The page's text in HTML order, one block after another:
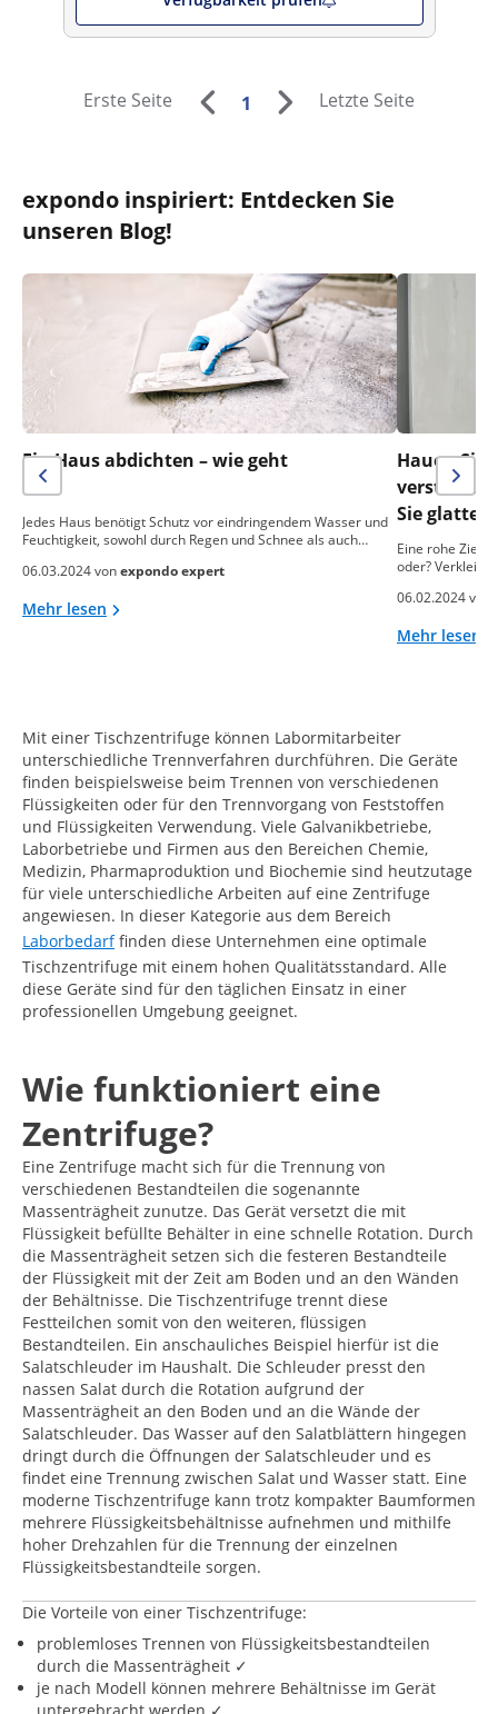
Erste Seite 1 Letzte Seite
expondo inspiriert: Entdecken Sie
unseren Blog!
Ein Haus abdichten – wie geht
das?
Jedes Haus benötigt Schutz vor eindringendem Wasser und
Feuchtigkeit, sowohl durch Regen und Schnee als auch…
06.03.2024 vonexpondo expert
Mehr lesen
Hauen Sie
Sie glatte
Eine rohe
oder?
06.02.2024 von
Mehr lesen
Mit einer Tischzentrifuge können Labormitarbeiter
unterschiedliche Trennverfahren durchführen. Die Geräte
finden beispielsweise beim Trennen von verschiedenen
Flüssigkeiten oder für den Trennvorgang von Feststoffen
und Flüssigkeiten Verwendung. Viele Galvanikbetriebe,
Laborbetriebe und Firmen aus den Bereichen Chemie,
Medizin, Pharmaproduktion und Biochemie sind heutzutage
für viele unterschiedliche Arbeiten auf eine Zentrifuge
angewiesen. In dieser Kategorie aus dem Bereich
Laborbedarffinden diese Unternehmen eine optimale
Tischzentrifuge mit einem hohen Qualitätsstandard. Alle
diese Geräte sind für den täglichen Einsatz in einer
professionellen Umgebung geeignet.
Wie funktioniert eine
Zentrifuge?
Eine Zentrifuge macht sich für die Trennung von
verschiedenen Bestandteilen die sogenannte
Massenträgheit zunutze. Das Gerät versetzt die mit
Flüssigkeit befüllte Behälter in eine schnelle Rotation. Durch
die Massenträgheit setzen sich die festeren Bestandteile
der Flüssigkeit mit der Zeit am Boden und an den Wänden
der Behältnisse. Die Tischzentrifuge trennt diese
Festteilchen somit von den weiteren, flüssigen
Bestandteilen. Ein anschauliches Beispiel hierfür ist die
Salatschleuder im Haushalt. Die Schleuder presst den
nassen Salat durch die Rotation aufgrund der
Massenträgheit an den Boden und an die Wände der
Salatschleuder. Das Wasser auf den Salatblättern hingegen
dringt durch die Öffnungen der Salatschleuder und es
findet eine Trennung zwischen Salat und Wasser statt. Eine
moderne Tischzentrifuge kann trotz kompakter Baumformen
mehrere Flüssigkeitsbehältnisse aufnehmen und mithilfe
hoher Drehzahlen für die Trennung der einzelnen
Flüssigkeitsbestandteile sorgen.
Die Vorteile von einer Tischzentrifuge:
problemloses Trennen von Flüssigkeitsbestandteilen
durch die Massenträgheit ✓
je nach Modell können mehrere Behältnisse im Gerät